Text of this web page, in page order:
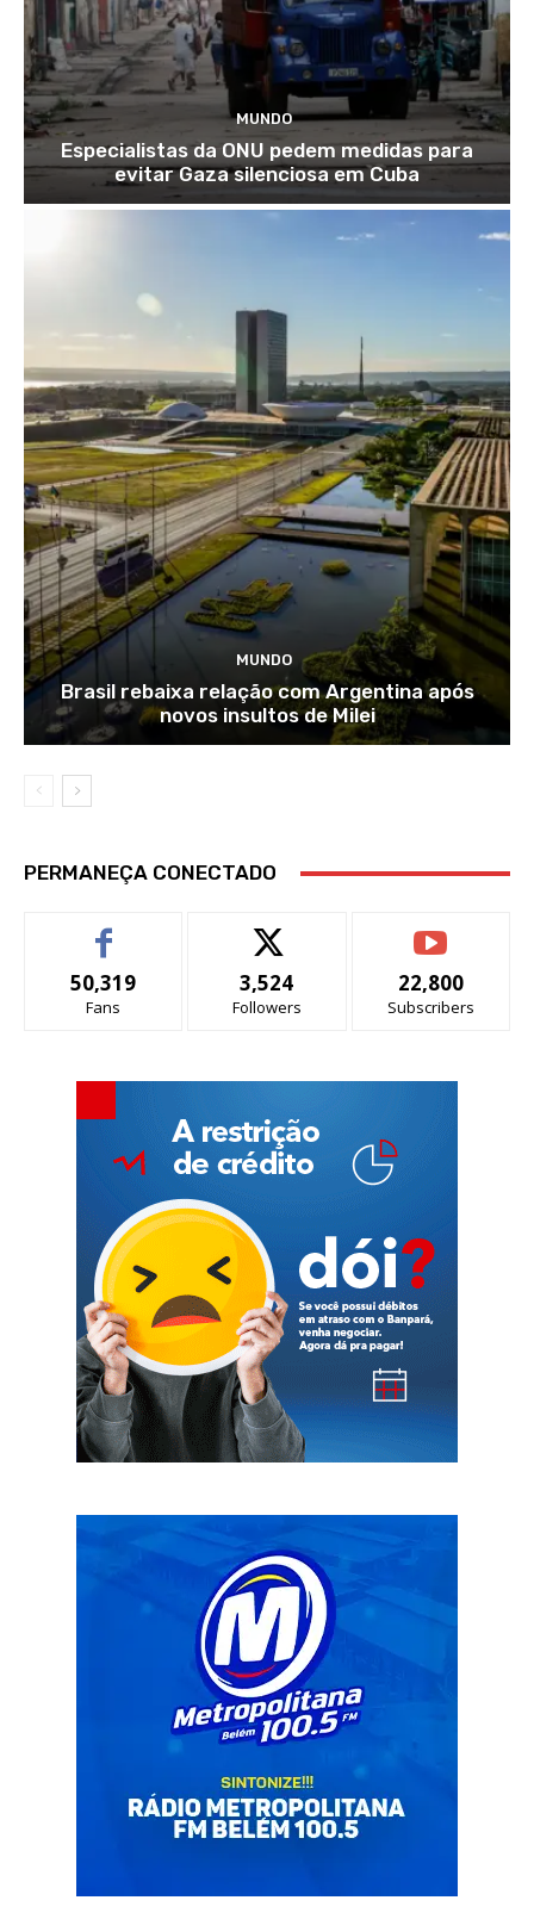
MUNDO
Especialistas da ONU pedem medidas para
evitar Gaza silenciosa em Cuba
MUNDO
Brasil rebaixa relação com Argentina após
novos insultos de Milei
PERMANEÇA CONECTADO
50,319
Fans
3,524
Followers
22,800
Subscribers